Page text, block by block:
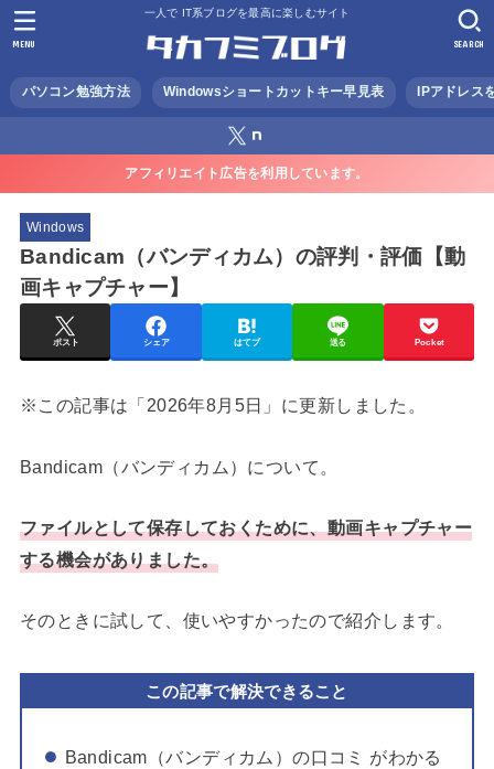
一人で IT系ブログを最高に楽しむサイト
パソコン勉強方法 Windowsショートカットキー早見表 IPアドレス
SEARCH
MENU
アフィリエイト広告を利用しています。
Windows
Bandicam（バンディカム）の評判・評価【動
画キャプチャー】
ポスト シェア はてブ 送る Pocket
※この記事は「2026年8月5日」に更新しました。
Bandicam（バンディカム）について。
ファイルとして保存しておくために、動画キャプチャー
する機会がありました。
そのときに試して、使いやすかったので紹介します。
この記事で解決できること
Bandicam（バンディカム）の口コミ がわかる